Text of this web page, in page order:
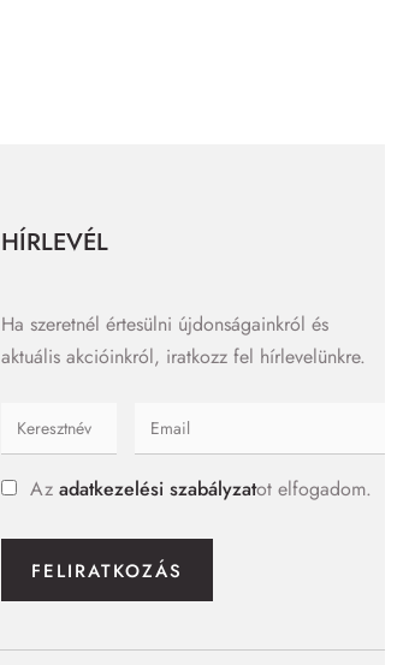
HÍRLEVÉL
Ha szeretnél értesülni újdonságainkról és
aktuális akcióinkról, iratkozz fel hírlevelünkre.
Az adatkezelési szabályzatot elfogadom.
FELIRATKOZÁS